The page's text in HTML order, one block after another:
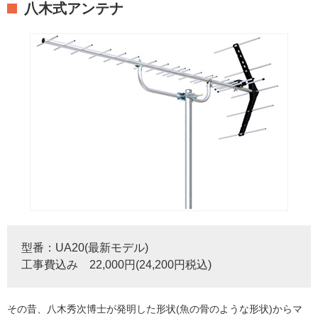
八木式アンテナ
型番：UA20(最新モデル)
工事費込み 22,000円(24,200円税込)
その昔、八木秀次博士が発明した形状(魚の骨のような形状)からマ